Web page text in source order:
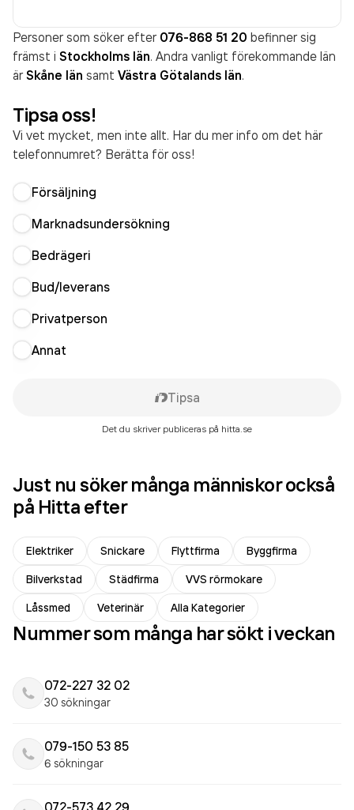
Personer som söker efter 076-868 51 20 befinner sig
främst i Stockholms län. Andra vanligt förekommande län
är Skåne län samt Västra Götalands län.
Tipsa oss!
Vi vet mycket, men inte allt. Har du mer info om det här
telefonnumret? Berätta för oss!
Försäljning
Marknadsundersökning
Bedrägeri
Bud/leverans
Privatperson
Annat
Tipsa
Det du skriver publiceras på hitta.se
Just nu söker många människor också
på Hitta efter
Elektriker Snickare Flyttfirma
Byggfirma
Bilverkstad
Städfirma
VVS rörmokare
Låssmed
Veterinär Alla Kategorier
Nummer som många har sökt i veckan
072-227 32 02
30 sökningar
079-150 53 85
6 sökningar
072-573 42 29